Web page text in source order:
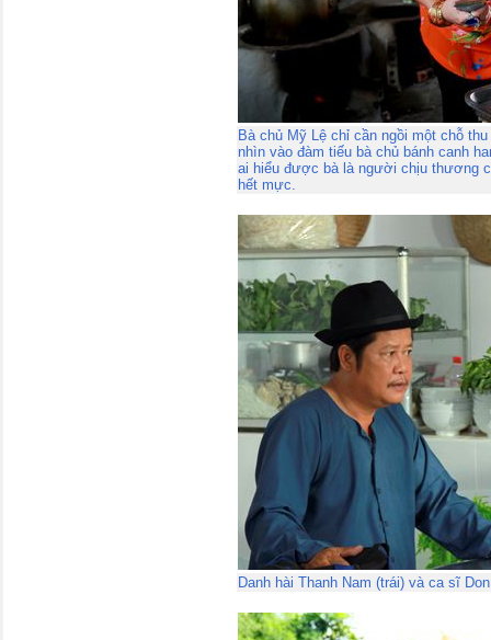
Bà chủ Mỹ Lệ chỉ cần ngồi một chỗ
nhìn vào đàm tiếu bà chủ bánh canh
ai hiểu được bà là người chịu thương
hết mực.
Danh hài Thanh Nam (trái) và ca sĩ